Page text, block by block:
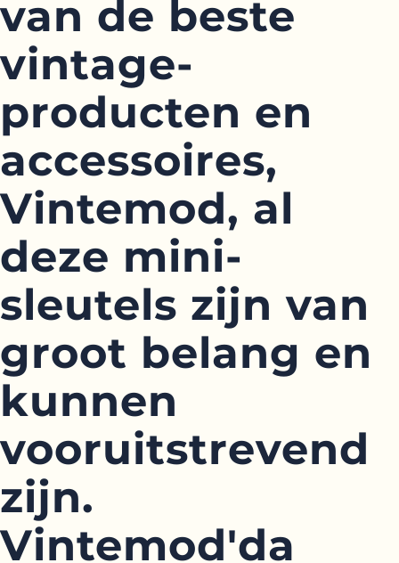
van de beste
vintage-
producten en
accessoires,
Vintemod, al
deze mini-
sleutels zijn van
groot belang en
kunnen
vooruitstrevend
zijn.
Vintemod'da